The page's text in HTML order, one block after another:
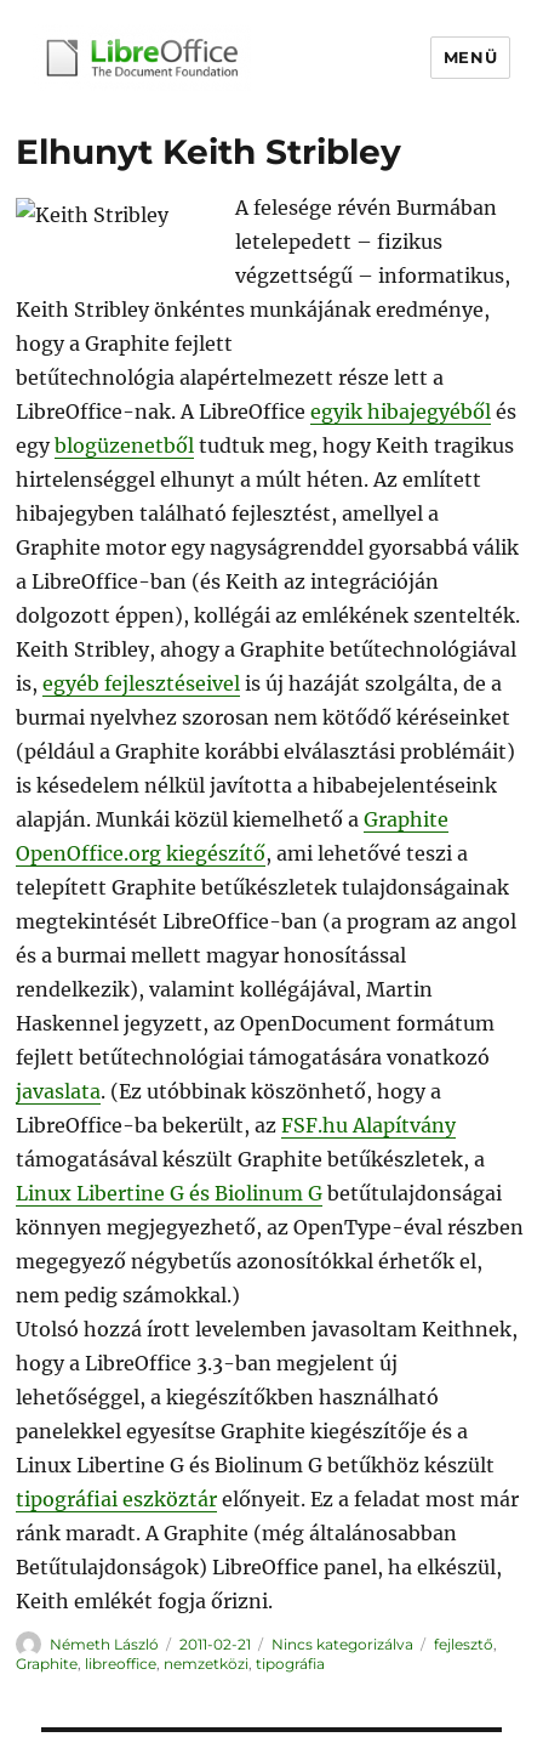
MENÜ
Elhunyt Keith Stribley
A felesége révén Burmában
letelepedett – fizikus
végzettségű – informatikus,
Keith Stribley önkéntes munkájának eredménye,
hogy a Graphite fejlett
betűtechnológia alapértelmezett része lett a
LibreOffice-nak. A LibreOfficeegyik hibajegyéből és
egyblogüzenetből tudtuk meg, hogy Keith tragikus
hirtelenséggel elhunyt a múlt héten. Az említett
hibajegyben található fejlesztést, amellyel a
Graphite motor egy nagyságrenddel gyorsabbá válik
a LibreOffice-ban (és Keith az integrációján
dolgozott éppen), kollégái az emlékének szentelték.
Keith Stribley, ahogy a Graphite betűtechnológiával
is,egyéb fejlesztéseivel is új hazáját szolgálta, de a
burmai nyelvhez szorosan nem kötődő kéréseinket
(például a Graphite korábbi elválasztási problémáit)
is késedelem nélkül javította a hibabejelentéseink
alapján. Munkái közül kiemelhető aGraphite
OpenOffice.org kiegészítő, ami lehetővé teszi a
telepített Graphite betűkészletek tulajdonságainak
megtekintését LibreOffice-ban (a program az angol
és a burmai mellett magyar honosítással
rendelkezik), valamint kollégájával, Martin
Haskennel jegyzett, az OpenDocument formátum
fejlett betűtechnológiai támogatására vonatkozó
javaslata. (Ez utóbbinak köszönhető, hogy a
LibreOffice-ba bekerült, azFSF.hu Alapítvány
támogatásával készült Graphite betűkészletek, a
Linux Libertine G és Biolinum G betűtulajdonságai
könnyen megjegyezhető, az OpenType-éval részben
megegyező négybetűs azonosítókkal érhetők el,
nem pedig számokkal.)
Utolsó hozzá írott levelemben javasoltam Keithnek,
hogy a LibreOffice 3.3-ban megjelent új
lehetőséggel, a kiegészítőkben használható
panelekkel egyesítse Graphite kiegészítője és a
Linux Libertine G és Biolinum G betűkhöz készült
tipográfiai eszköztár előnyeit. Ez a feladat most már
ránk maradt. A Graphite (még általánosabban
Betűtulajdonságok) LibreOffice panel, ha elkészül,
Keith emlékét fogja őrizni.
Szerző
Németh László Közzétéve
2011-02-21 Kategória
Nincs kategorizálva Címke
fejlesztő,
Graphite, libreoffice, nemzetközi,tipográfia